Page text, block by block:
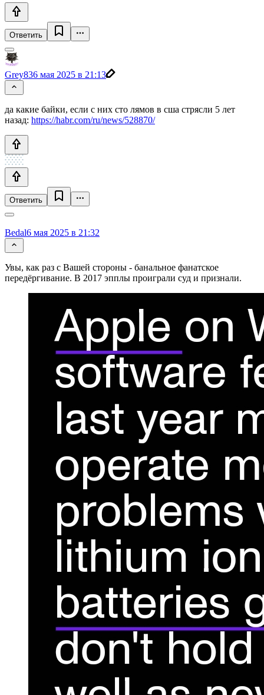
Ответить
Grey836 мая 2025 в 21:13
да какие байки, если с них сто лямов в сша стрясли 5 лет
назад: https://habr.com/ru/news/528870/
Ответить
Bedal6 мая 2025 в 21:32
Увы, как раз с Вашей стороны - банальное фанатское
передёргивание. В 2017 эпплы проиграли суд и признали.